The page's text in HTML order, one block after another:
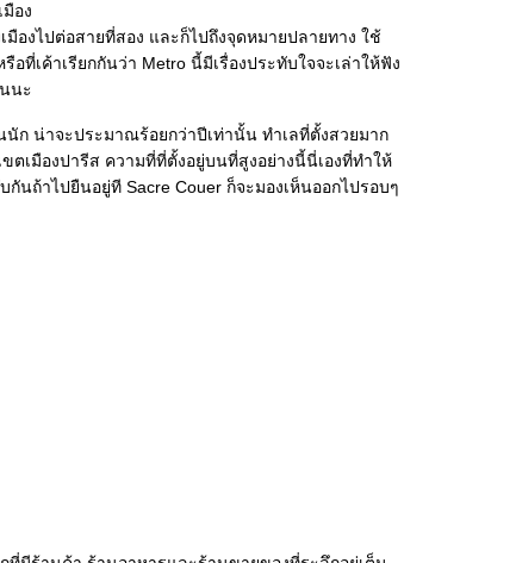
อง
องไปต่อสายที่สอง และก็ไปถึงจุดหมายปลายทาง ใช้
ที่เค้าเรียกกันว่า Metro นี้มีเรื่องประทับใจจะเล่าให้ฟัง
นะ
ก น่าจะประมาณร้อยกว่าปีเท่านั้น ทำเลที่ตั้งสวยมาก
ตเมืองปารีส ความที่ที่ตั้งอยู่บนที่สูงอย่างนี้นี่เองที่ทำให้
นถ้าไปยืนอยู่ที Sacre Couer ก็จะมองเห็นออกไปรอบๆ